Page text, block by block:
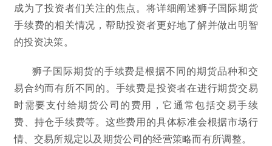
成为了投资者们关注的焦点。将详细阐述狮子国际期货
手续费的相关情况，帮助投资者更好地了解并做出明智
的投资决策。
狮子国际期货的手续费是根据不同的期货品种和交
易合约而有所不同的。手续费是投资者在进行期货交易
时需要支付给期货公司的费用，它通常包括交易手续
费、持仓手续费等。这些费用的具体标准会根据市场行
情、交易所规定以及期货公司的经营策略而有所调整。